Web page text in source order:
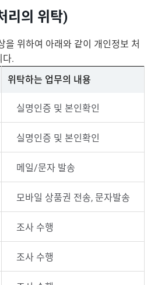
리의 위탁)
위하여 아래와 같이 개인정보 처
다.
위탁하는 업무의 내용
실명인증 및 본인확인
실명인증 및 본인확인
메일/문자 발송
모바일 상품권 전송, 문자발송
조사 수행
조사 수행